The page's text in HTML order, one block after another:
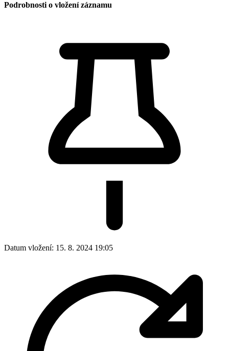
Podrobnosti o vložení záznamu
Datum vložení: 15. 8. 2024 19:05